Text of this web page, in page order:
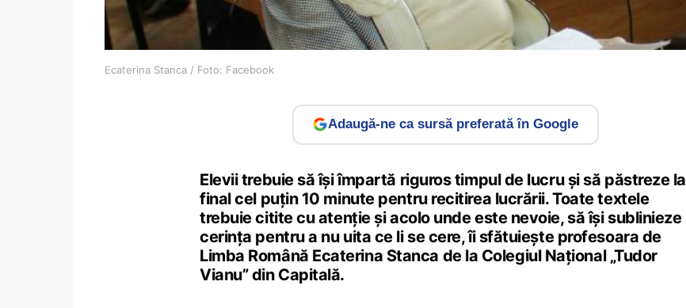
Ecaterina Stanca / Foto: Facebook
Adaugă-ne ca sursă preferată în Google
Elevii trebuie să își împartă riguros timpul de lucru și să păstreze la
final cel puțin 10 minute pentru recitirea lucrării. Toate textele
trebuie citite cu atenție și acolo unde este nevoie, să își sublinieze
cerința pentru a nu uita ce li se cere, îi sfătuiește profesoara de
Limba Română Ecaterina Stanca de la Colegiul Național „Tudor
Vianu” din Capitală.